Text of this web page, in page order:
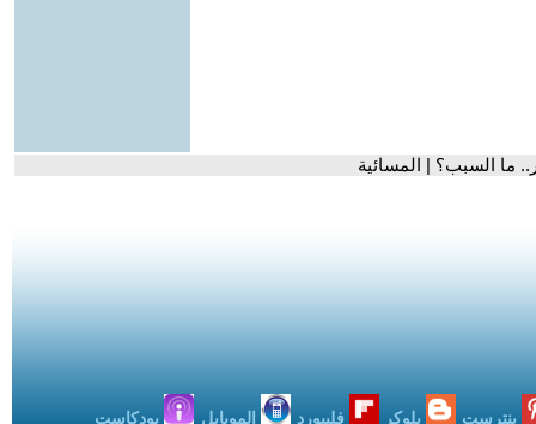
ما السبب؟ | المسائية
بنترست بلوكر فليبورد الموبايل بودكاست